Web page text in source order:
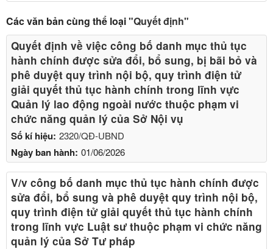
Các văn bản cùng thể loại"Quyết định"
Số kí hiệu: 2320/QĐ-UBND
Ngày ban hành: 01/06/2026
Quyết định về việc công bố danh mục thủ tục
hành chính được sửa đổi, bổ sung, bị bãi bỏ và
phê duyệt quy trình nội bộ, quy trình điện tử
giải quyết thủ tục hành chính trong lĩnh vực
Quản lý lao động ngoài nước thuộc phạm vi
chức năng quản lý của Sở Nội vụ
V/v công bố danh mục thủ tục hành chính được
sửa đổi, bổ sung và phê duyệt quy trình nội bộ,
quy trình điện tử giải quyết thủ tục hành chính
trong lĩnh vực Luật sư thuộc phạm vi chức năng
quản lý của Sở Tư pháp